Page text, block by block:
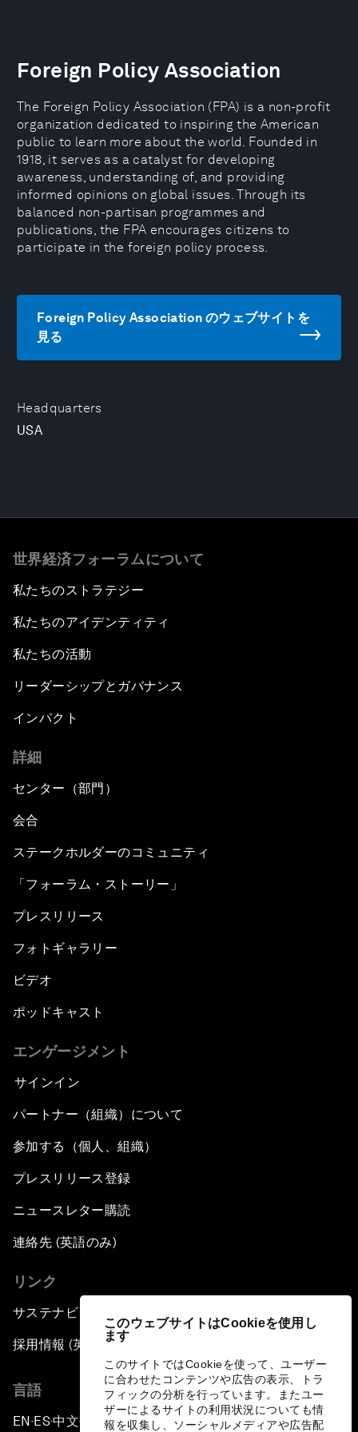
このウェブサイトはCookieを使用し
ます
このサイトではCookieを使って、ユーザー
に合わせたコンテンツや広告の表示、トラ
フィックの分析を行っています。またユー
ザーによるサイトの利用状況についても情
報を収集し、ソーシャルメディアや広告配
Headquarters
USA
Foreign Policy Association
The Foreign Policy Association (FPA) is a non-profit
organization dedicated to inspiring the American
public to learn more about the world. Founded in
1918, it serves as a catalyst for developing
awareness, understanding of, and providing
informed opinions on global issues. Through its
balanced non-partisan programmes and
publications, the FPA encourages citizens to
participate in the foreign policy process.
Foreign Policy Association のウェブサイトを
見る
世界経済フォーラムについて
私たちのストラテジー
私たちのアイデンティティ
私たちの活動
リーダーシップとガバナンス
インパクト
詳細
センター（部門）
会合
ステークホルダーのコミュニティ
「フォーラム・ストーリー」
プレスリリース
フォトギャラリー
ビデオ
ポッドキャスト
エンゲージメント
サインイン
パートナー（組織）について
参加する（個人、組織）
プレスリリース登録
ニュースレター購読
連絡先 (英語のみ)
リンク
サステナビリティへの取り組み
採用情報 (英語のみ)
言語
EN ▪ES▪中文▪ 日本語